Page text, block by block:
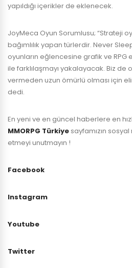
yapıldığı içerikler de eklenecek.
JoyMeca Oyun Sorumlusu; “Strateji
bağımlılık yapan türlerdir. Never
oyunların eğlencesine grafik ve RPG
ile farklılaşmayı yakalayacak. Biz
vermeden uzun ömürlü olması için
dedi.
En yeni ve en güncel haberlere en
MMORPG Türkiye sayfamızın
etmeyi unutmayın !
Facebook
Instagram
Youtube
Twitter